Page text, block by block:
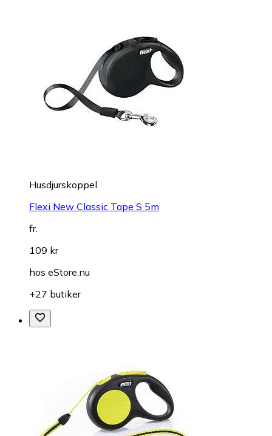
Husdjurskoppel
Flexi New Classic Tape S 5m
fr.
109 kr
hos eStore.nu
+27 butiker